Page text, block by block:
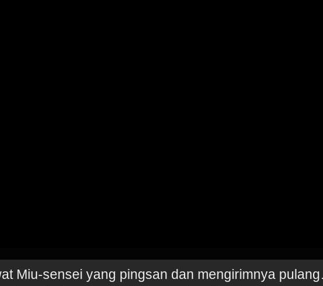
Miu-sensei yang pingsan dan mengirimnya